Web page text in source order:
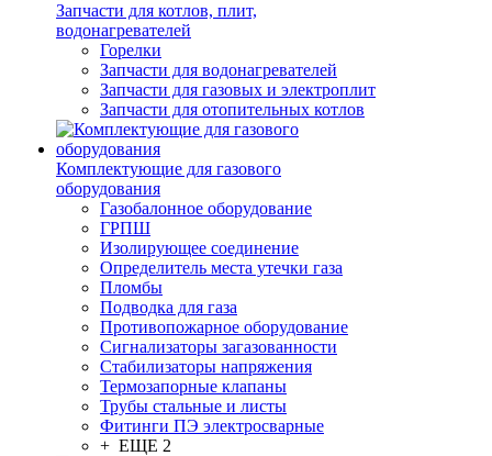
Запчасти для котлов, плит,
водонагревателей
Горелки
Запчасти для водонагревателей
Запчасти для газовых и электроплит
Запчасти для отопительных котлов
Комплектующие для газового
оборудования
Газобалонное оборудование
ГРПШ
Изолирующее соединение
Определитель места утечки газа
Пломбы
Подводка для газа
Противопожарное оборудование
Сигнализаторы загазованности
Стабилизаторы напряжения
Термозапорные клапаны
Трубы стальные и листы
Фитинги ПЭ электросварные
+ ЕЩЕ 2